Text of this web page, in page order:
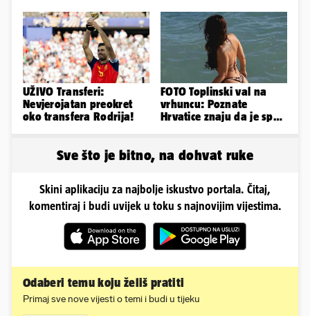
zašto
UŽIVO Transferi:
Nevjerojatan preokret
oko transfera Rodrija!
FOTO Toplinski val na
vrhuncu: Poznate
Hrvatice znaju da je spas
Sve što je bitno, na dohvat ruke
Skini aplikaciju za najbolje iskustvo portala. Čitaj,
komentiraj i budi uvijek u toku s najnovijim vijestima.
Odaberi temu koju želiš pratiti
Primaj sve nove vijesti o temi i budi u tijeku